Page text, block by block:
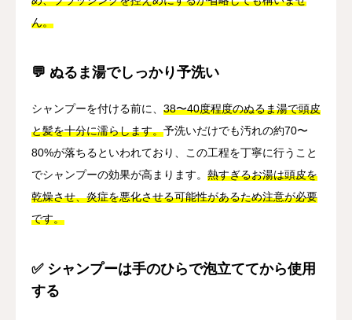
ん。
💬 ぬるま湯でしっかり予洗い
シャンプーを付ける前に、 38〜40度程度のぬるま湯で頭皮
と髪を十分に濡らします。予洗いだけでも汚れの約70〜
80%が落ちるといわれており、この工程を丁寧に行うこと
でシャンプーの効果が高まります。 熱すぎるお湯は頭皮を
乾燥させ、炎症を悪化させる可能性があるため注意が必要
です。
✅ シャンプーは手のひらで泡立ててから使用
する